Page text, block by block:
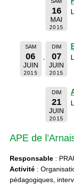
16
MAI
2015
SAM
06
JUIN
2015
DIM
07
JUIN
2015
DIM
21
JUIN
2015
APE de
Responsable :
Activité :
pédagogiques,